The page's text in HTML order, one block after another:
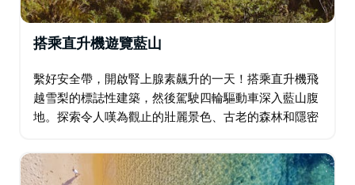
搭乘直升機遊覽藍山
繫好安全帶，開啟腎上腺素飆升的一天！搭乘直升機飛
越雪梨的標誌性建築，然後駕駛四輪驅動車深入藍山腹
地。探索令人嘆為觀止的壯麗景色、古老的森林和隱密
充滿刺激與自然奇觀－砂岩洞穴或雨林盛宴，任您選
擇…